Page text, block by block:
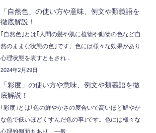
「自然色」の使い方や意味、例文や類義語を
徹底解説！
｢自然色｣とは｢人間の髪や肌に植物や動物の色など自
然のままな状態の色｣です。色には様々な効果があり
心理状態を表すともされ...
2024年2月29日
「彩度」の使い方や意味、例文や類義語を徹
底解説！
｢彩度｣とは｢色の鮮やかさの度合いで高いほど鮮やか
な色で低いほどくすんだ色の事｣です。色には様々な
心理的側面もあり、一般...